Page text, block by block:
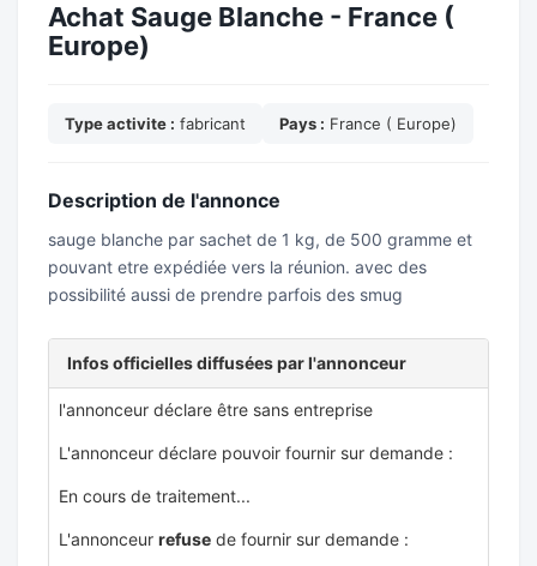
Achat Sauge Blanche - France (
Europe)
Type activite : fabricant Pays : France ( Europe)
Description de l'annonce
sauge blanche par sachet de 1 kg, de 500 gramme et
pouvant etre expédiée vers la réunion. avec des
possibilité aussi de prendre parfois des smug
Infos officielles diffusées par l'annonceur
l'annonceur déclare être sans entreprise
L'annonceur déclare pouvoir fournir sur demande :
En cours de traitement...
L'annonceur refuse de fournir sur demande :